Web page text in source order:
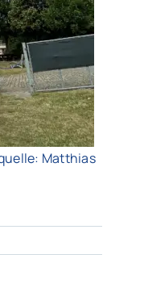
Matthias